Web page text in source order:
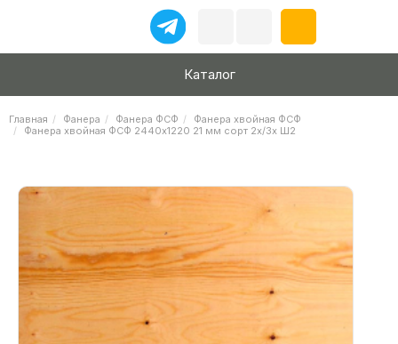
Каталог
Главная Фанера Фанера ФСФ
Фанера хвойная ФСФ
Фанера хвойная ФСФ 2440х1220 21 мм сорт 2х/3х Ш2